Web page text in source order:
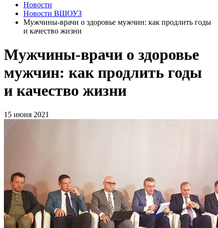
Новости
Новости ВШОУЗ
Мужчины-врачи о здоровье мужчин: как продлить годы
и качество жизни
Мужчины-врачи о здоровье
мужчин: как продлить годы
и качество жизни
15 июня 2021